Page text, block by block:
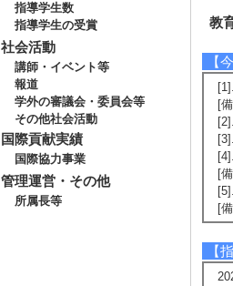
指導学生数
指導学生の受賞
社会活動
講師・イベント等
報道
学外の審議会・委員会等
その他社会活動
国際貢献実績
国際協力事業
管理運営・その他
所属長等
教
【
[
[
[
【